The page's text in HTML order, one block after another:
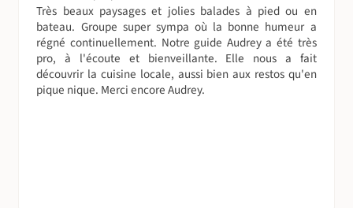
Très beaux paysages et jolies balades à pied ou en
bateau. Groupe super sympa où la bonne humeur a
régné continuellement. Notre guide Audrey a été très
pro, à l'écoute et bienveillante. Elle nous a fait
découvrir la cuisine locale, aussi bien aux restos qu'en
pique nique. Merci encore Audrey.